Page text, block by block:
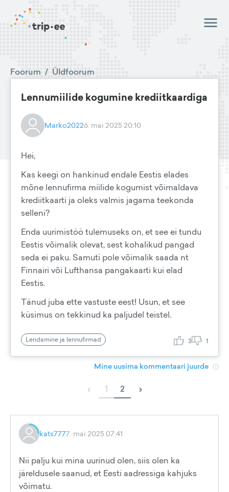
Foorum / Üldfoorum
Lennumiilide kogumine krediitkaardiga
Marko20226. mai 2025 20:10
Hei,
Kas keegi on hankinud endale Eestis elades
mõne lennufirma miilide kogumist võimaldava
krediitkaarti ja oleks valmis jagama teekonda
selleni?
Enda uurimistöö tulemuseks on, et see ei tundu
Eestis võimalik olevat, sest kohalikud pangad
seda ei paku. Samuti pole võimalik saada nt
Finnairi või Lufthansa pangakaarti kui elad
Eestis.
Tänud juba ette vastuste eest! Usun, et see
küsimus on tekkinud ka paljudel teistel.
Lendamine ja lennufirmad 3 1
Mine uusima kommentaari juurde
‹ 1 2 ›
kats7777. mai 2025 07:41
Nii palju kui mina uurinud olen, siis olen ka
järeldusele saanud, et Eesti aadressiga kahjuks
võimatu.